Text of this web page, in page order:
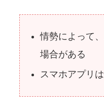
情勢によって
場合がある
スマホアプリ